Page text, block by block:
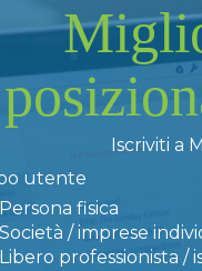
Iscriviti a
utente
Persona fisica
Società / imprese
Libero professionista /